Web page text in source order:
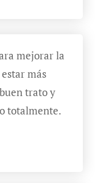
mejorar la
más
trato y
totalmente.